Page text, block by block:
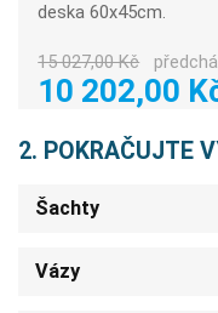
deska 60x45cm.
15 027,00 Kč
10 202,00
2. POKRAČUJTE
Šachty
Vázy